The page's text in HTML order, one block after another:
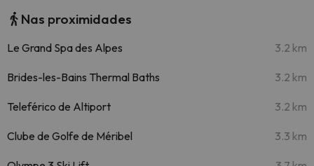
Nas proximidades
Le Grand Spa des Alpes 3.2 km
Brides-les-Bains Thermal Baths 3.2 km
Teleférico de Altiport 3.2 km
Clube de Golfe de Méribel 3.3 km